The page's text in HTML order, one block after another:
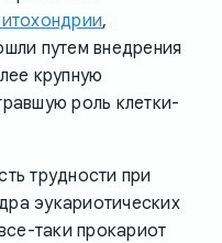
,
путем внедрения
крупную
роль клетки-
трудности при
эукариотических
таки прокариот